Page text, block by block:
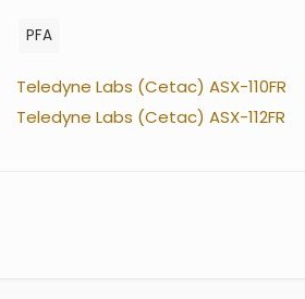
PFA
Teledyne Labs (Cetac) ASX-110FR
Teledyne Labs (Cetac) ASX-112FR